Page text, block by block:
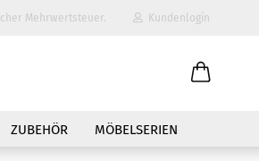
Mehrwertsteuer. Kundenlogin
ZUBEHÖR MÖBELSERIEN